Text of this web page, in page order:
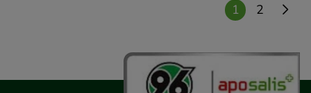
Informationen über die Art und Weise der Nutzung
den Inhalt auf unserer Website aber auch die
Werbung auf Drittseiten möglichst relevant für Sie
1 2